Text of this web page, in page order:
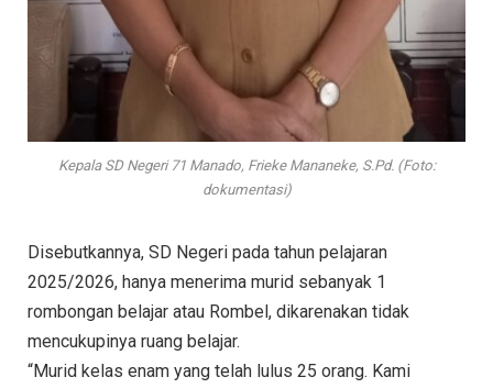
Kepala SD Negeri 71 Manado, Frieke Mananeke, S.Pd. (Foto:
dokumentasi)
Disebutkannya, SD Negeri pada tahun pelajaran
2025/2026, hanya menerima murid sebanyak 1
rombongan belajar atau Rombel, dikarenakan tidak
mencukupinya ruang belajar.
“Murid kelas enam yang telah lulus 25 orang. Kami